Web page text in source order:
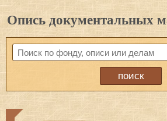
Опись документальных